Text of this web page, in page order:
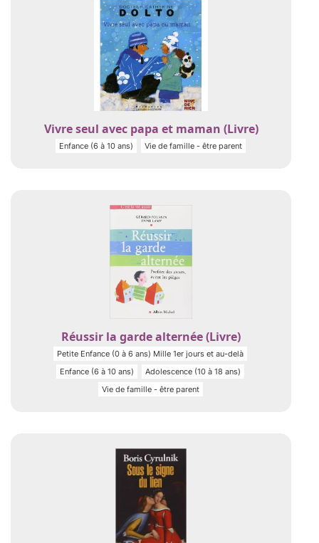
Vivre seul avec papa et maman (Livre)
Enfance (6 à 10 ans) Vie de famille - être parent
Réussir la garde alternée (Livre)
Petite Enfance (0 à 6 ans) Mille 1er jours et au-delà
Enfance (6 à 10 ans)
Adolescence (10 à 18 ans)
Vie de famille - être parent